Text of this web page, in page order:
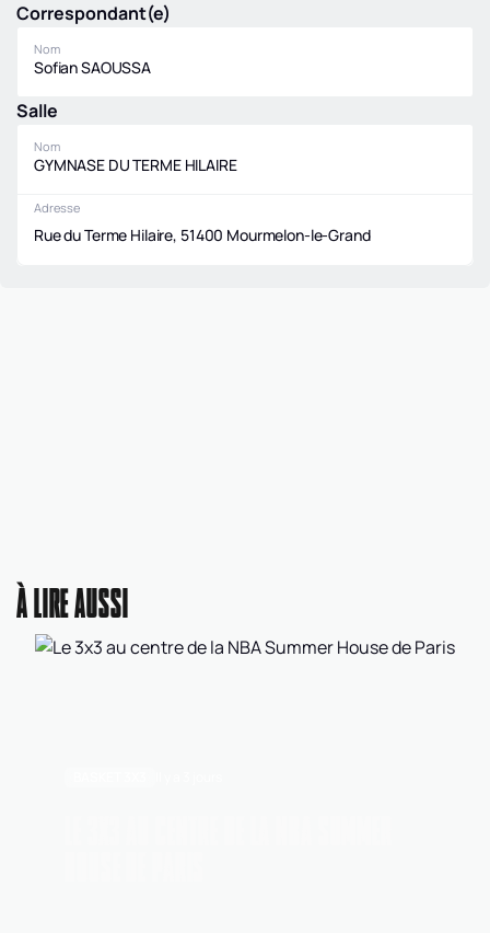
Correspondant(e)
Nom
Sofian SAOUSSA
Salle
Nom
GYMNASE DU TERME HILAIRE
Adresse
Rue du Terme Hilaire, 51400 Mourmelon-le-Grand
À LIRE AUSSI